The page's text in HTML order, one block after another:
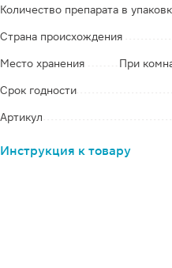
Количество препарата в
Страна происхождения
Место хранения При
Срок годности
Артикул
Инструкция к товару